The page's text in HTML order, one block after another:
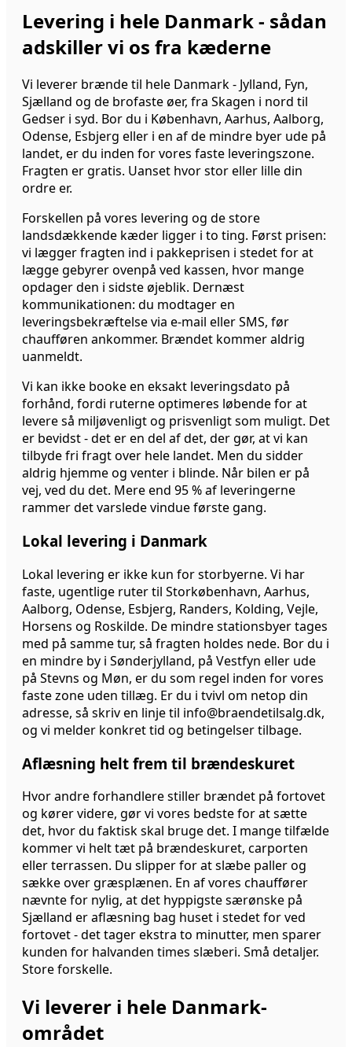
Levering i hele Danmark - sådan
adskiller vi os fra kæderne
Vi leverer brænde til hele Danmark - Jylland, Fyn,
Sjælland og de brofaste øer, fra Skagen i nord til
Gedser i syd. Bor du i København, Aarhus, Aalborg,
Odense, Esbjerg eller i en af de mindre byer ude på
landet, er du inden for vores faste leveringszone.
Fragten er gratis. Uanset hvor stor eller lille din
ordre er.
Forskellen på vores levering og de store
landsdækkende kæder ligger i to ting. Først prisen:
vi lægger fragten ind i pakkeprisen i stedet for at
lægge gebyrer ovenpå ved kassen, hvor mange
opdager den i sidste øjeblik. Dernæst
kommunikationen: du modtager en
leveringsbekræftelse via e-mail eller SMS, før
chaufføren ankommer. Brændet kommer aldrig
uanmeldt.
Vi kan ikke booke en eksakt leveringsdato på
forhånd, fordi ruterne optimeres løbende for at
levere så miljøvenligt og prisvenligt som muligt. Det
er bevidst - det er en del af det, der gør, at vi kan
tilbyde fri fragt over hele landet. Men du sidder
aldrig hjemme og venter i blinde. Når bilen er på
vej, ved du det. Mere end 95 % af leveringerne
rammer det varslede vindue første gang.
Lokal levering i Danmark
Lokal levering er ikke kun for storbyerne. Vi har
faste, ugentlige ruter til Storkøbenhavn, Aarhus,
Aalborg, Odense, Esbjerg, Randers, Kolding, Vejle,
Horsens og Roskilde. De mindre stationsbyer tages
med på samme tur, så fragten holdes nede. Bor du i
en mindre by i Sønderjylland, på Vestfyn eller ude
på Stevns og Møn, er du som regel inden for vores
faste zone uden tillæg. Er du i tvivl om netop din
adresse, så skriv en linje til info@braendetilsalg.dk,
og vi melder konkret tid og betingelser tilbage.
Aflæsning helt frem til brændeskuret
Hvor andre forhandlere stiller brændet på fortovet
og kører videre, gør vi vores bedste for at sætte
det, hvor du faktisk skal bruge det. I mange tilfælde
kommer vi helt tæt på brændeskuret, carporten
eller terrassen. Du slipper for at slæbe paller og
sække over græsplænen. En af vores chauffører
nævnte for nylig, at det hyppigste særønske på
Sjælland er aflæsning bag huset i stedet for ved
fortovet - det tager ekstra to minutter, men sparer
kunden for halvanden times slæberi. Små detaljer.
Store forskelle.
Vi leverer i hele Danmark-
området